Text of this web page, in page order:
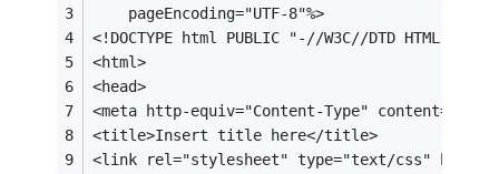
    pageEncoding="UTF-8"%>
<!DOCTYPE html PUBLIC "-//W3C//DTD HTML
<html>
<head>
<meta http-equiv="Content-Type"
<title>Insert title here</title>
<link rel="stylesheet" type="text/css"